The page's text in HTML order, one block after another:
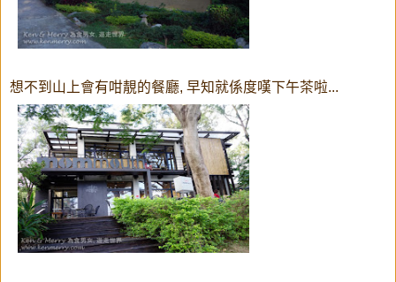
想不到山上會有咁靚的餐廳, 早知就係度嘆下午茶啦...